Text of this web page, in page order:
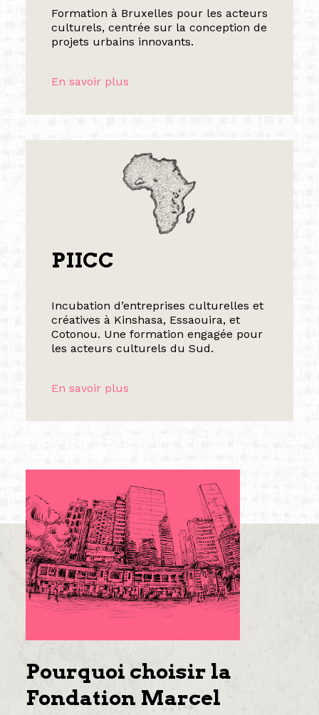
Formation à Bruxelles pour les acteurs
culturels, centrée sur la conception de
projets urbains innovants.
En savoir plus
PIICC
Incubation d’entreprises culturelles et
créatives à Kinshasa, Essaouira, et
Cotonou. Une formation engagée pour
les acteurs culturels du Sud.
En savoir plus
Pourquoi choisir la
Fondation Marcel